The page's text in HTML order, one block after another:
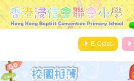
E-Class